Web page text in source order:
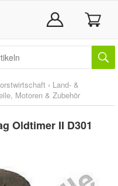
› Land- &
Motoren & Zubehör
Oldtimer II D301